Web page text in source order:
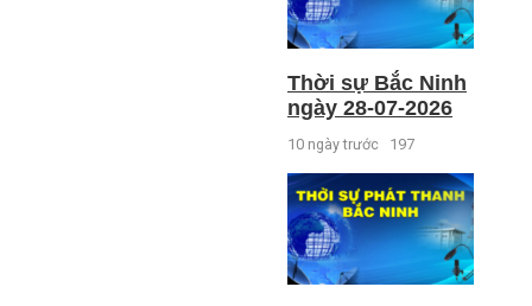
Thời sự Bắc Ninh
ngày 28-07-2026
10 ngày trước 197